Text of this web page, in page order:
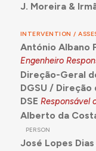
J. Moreira &
INTERVENTION /
António Albano
Engenheiro
Direção-Geral
DGSU /
DSE Responsável
Alberto da
PERSON
José Lopes Dias